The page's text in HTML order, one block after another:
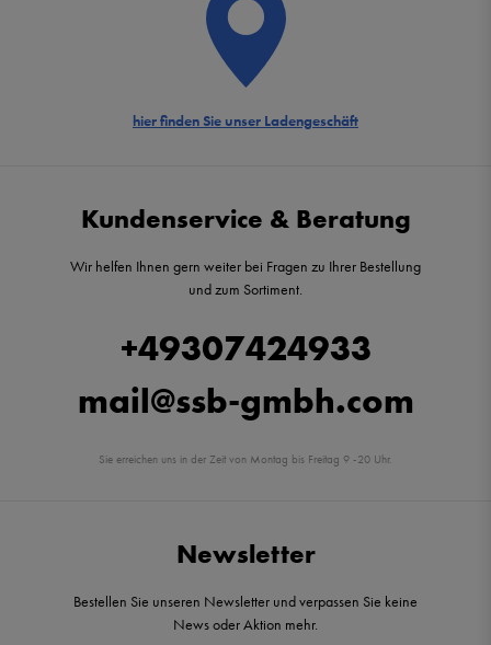
hier finden Sie unser Ladengeschäft
Kundenservice & Beratung
Wir helfen Ihnen gern weiter bei Fragen zu Ihrer Bestellung
und zum Sortiment.
+49307424933
mail@ssb-gmbh.com
Sie erreichen uns in der Zeit von Montag bis Freitag 9 -20 Uhr.
Newsletter
Bestellen Sie unseren Newsletter und verpassen Sie keine
News oder Aktion mehr.